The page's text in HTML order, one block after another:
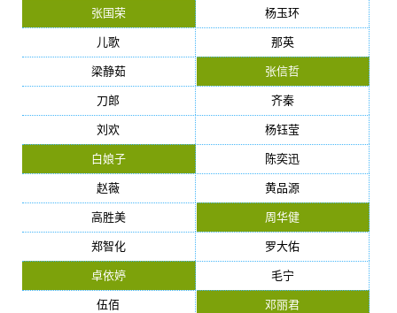
张国荣 杨玉环
儿歌 那英
梁静茹 张信哲
刀郎 齐秦
刘欢 杨钰莹
白娘子 陈奕迅
赵薇 黄品源
高胜美 周华健
郑智化 罗大佑
卓依婷 毛宁
伍佰 邓丽君